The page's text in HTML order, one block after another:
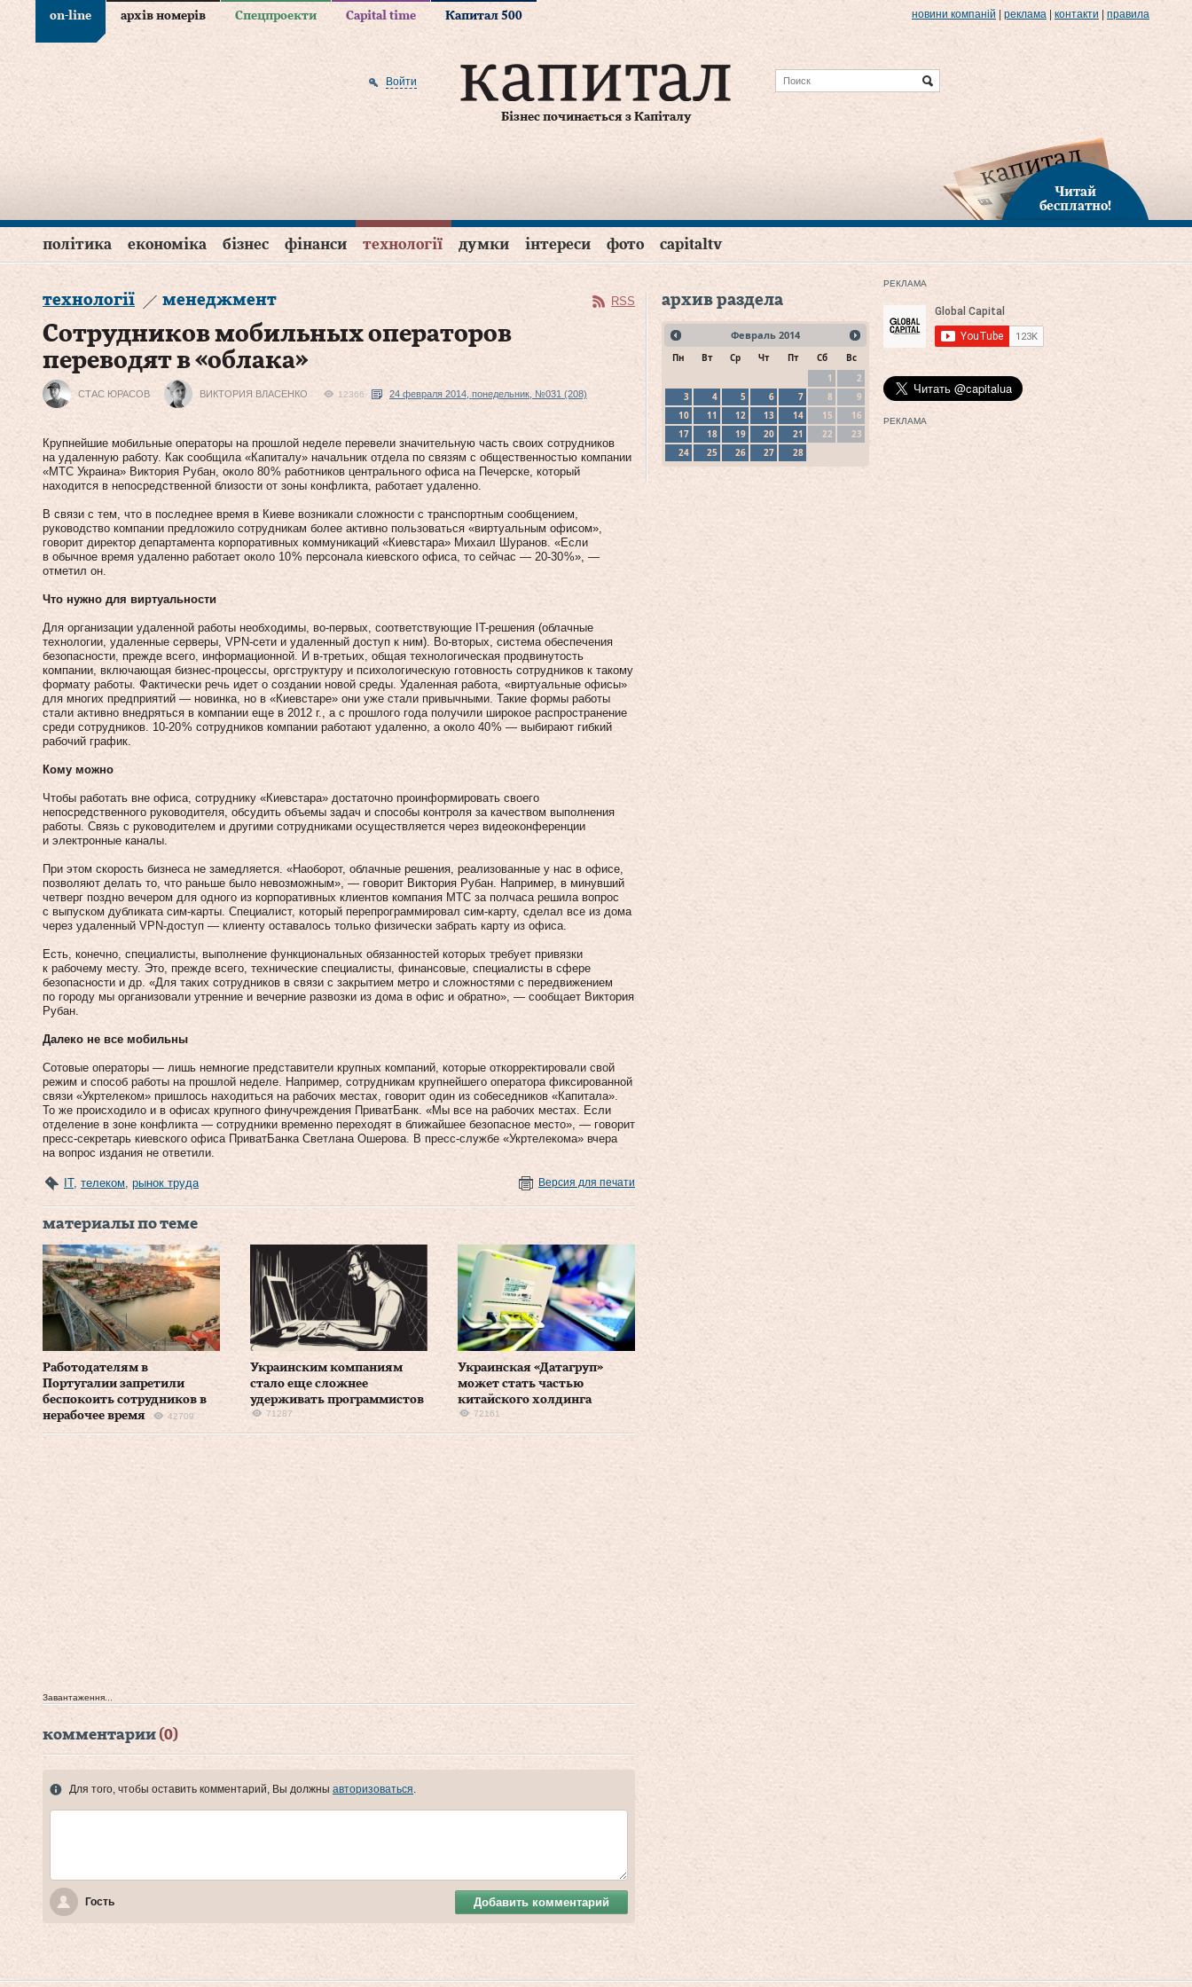
on-line архів номерів Спецпроекти Capital time Капитал 500 новини компаній реклама контакти правила
Бізнес починається з Капіталу
Войти
Читай
бесплатно!
політика економіка бізнес фінанси технології думки інтереси фото capitaltv
технології менеджмент RSS
Сотрудников мобильных операторов
переводят в «облака»
СТАC ЮРАСОВ ВИКТОРИЯ ВЛАСЕНКО 12366 24 февраля 2014, понедельник, №031 (208)
Крупнейшие мобильные операторы на прошлой неделе перевели значительную часть своих сотрудников
на удаленную работу. Как сообщила «Капиталу» начальник отдела по связям с общественностью компании
«МТС Украина» Виктория Рубан, около 80 % работников центрального офиса на Печерске, который
находится в непосредственной близости от зоны конфликта, работает удаленно.
В связи с тем, что в последнее время в Киеве возникали сложности с транспортным сообщением,
руководство компании предложило сотрудникам более активно пользоваться «виртуальным офисом»,
говорит директор департамента корпоративных коммуникаций «Киевстара» Михаил Шуранов. «Если
в обычное время удаленно работает около 10 % персонала киевского офиса, то сейчас — 20‑30 %», —
отметил он.
Что нужно для виртуальности
Для организации удаленной работы необходимы, во‑первых, соответствующие IT-решения (облачные
технологии, удаленные серверы, VPN-сети и удаленный доступ к ним). Во-вторых, система обеспечения
безопасности, прежде всего, информационной. И в‑третьих, общая технологическая продвинутость
компании, включающая бизнес-процессы, оргструктуру и психологическую готовность сотрудников к такому
формату работы. Фактически речь идет о создании новой среды. Удаленная работа, «виртуальные офисы»
для многих предприятий — новинка, но в «Киевстаре» они уже стали привычными. Такие формы работы
стали активно внедряться в компании еще в 2012 г., а с прошлого года получили широкое распространение
среди сотрудников. 10‑20 % сотрудников компании работают удаленно, а около 40 % — выбирают гибкий
рабочий график.
Кому можно
Чтобы работать вне офиса, сотруднику «Киевстара» достаточно проинформировать своего
непосредственного руководителя, обсудить объемы задач и способы контроля за качеством выполнения
работы. Связь с руководителем и другими сотрудниками осуществляется через видеоконференции
и электронные каналы.
При этом скорость бизнеса не замедляется. «Наоборот, облачные решения, реализованные у нас в офисе,
позволяют делать то, что раньше было невозможным», — говорит Виктория Рубан. Например, в минувший
четверг поздно вечером для одного из корпоративных клиентов компания МТС за полчаса решила вопрос
с выпуском дубликата сим-карты. Специалист, который перепрограммировал сим-карту, сделал все из дома
через удаленный VPN-доступ — клиенту оставалось только физически забрать карту из офиса.
Есть, конечно, специалисты, выполнение функциональных обязанностей которых требует привязки
к рабочему месту. Это, прежде всего, технические специалисты, финансовые, специалисты в сфере
безопасности и др. «Для таких сотрудников в связи с закрытием метро и сложностями с передвижением
по городу мы организовали утренние и вечерние развозки из дома в офис и обратно», — сообщает Виктория
Рубан.
Далеко не все мобильны
Сотовые операторы — лишь немногие представители крупных компаний, которые откорректировали свой
режим и способ работы на прошлой неделе. Например, сотрудникам крупнейшего оператора фиксированной
связи «Укртелеком» пришлось находиться на рабочих местах, говорит один из собеседников «Капитала».
То же происходило и в офисах крупного финучреждения ПриватБанк. «Мы все на рабочих местах. Если
отделение в зоне конфликта — сотрудники временно переходят в ближайшее безопасное место», — говорит
пресс-секретарь киевского офиса ПриватБанка Светлана Ошерова. В пресс-службе «Укртелекома» вчера
на вопрос издания не ответили.
IT, телеком, рынок труда Версия для печати
материалы по теме
Работодателям в
Португалии запретили
беспокоить сотрудников в
нерабочее время
42709
Украинским компаниям
стало еще сложнее
удерживать программистов
71287
Украинская «Датагруп»
может стать частью
китайского холдинга
72161
Завантаження...
комментарии (0)
Для того, чтобы оставить комментарий, Вы должны авторизоваться.
Гость Добавить комментарий
архив раздела
Февраль 2014
Пн Вт Ср Чт Пт Сб
Вс
1
2
3
4 5 6 7 8
9
10
11 12 13 14 15
16
17
18 19 20 21 22
23
24
25 26 27 28
РЕКЛАМА
РЕКЛАМА